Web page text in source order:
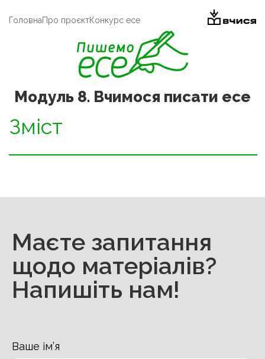
ГоловнаПро проєктКонкурс есе
Модуль 8. Вчимося писати есе
Зміст
Маєте запитання
щодо матеріалів?
Напишіть нам!
Ваше ім’я